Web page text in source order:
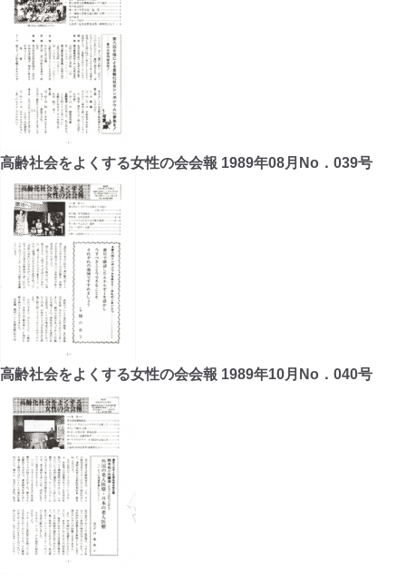
高齢社会をよくする女性の会会報 1989年08月No．039号
高齢社会をよくする女性の会会報 1989年10月No．040号